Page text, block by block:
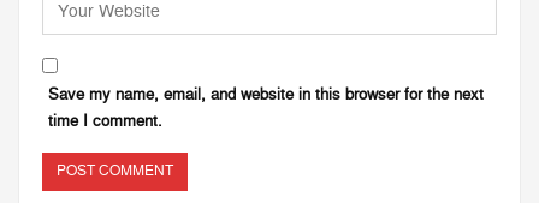
Save my name, email, and website in this browser for the next
time I comment.